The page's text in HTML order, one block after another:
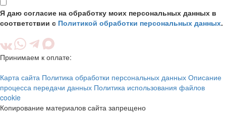
Я даю согласие на обработку моих персональных данных в
соответствии с Политикой обработки персональных данных.
Принимаем к оплате:
Карта сайта Политика обработки персональных данных Описание
процесса передачи данных Политика использования файлов
cookie
Копирование материалов сайта запрещено